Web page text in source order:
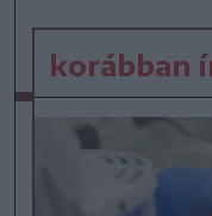
korábban